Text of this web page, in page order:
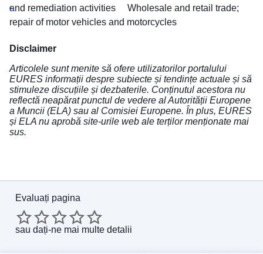
and remediation activities
Wholesale and retail trade;
repair of motor vehicles and motorcycles
Disclaimer
Articolele sunt menite să ofere utilizatorilor portalului
EURES informații despre subiecte și tendințe actuale și să
stimuleze discuțiile și dezbaterile. Conținutul acestora nu
reflectă neapărat punctul de vedere al Autorității Europene
a Muncii (ELA) sau al Comisiei Europene. În plus, EURES
și ELA nu aprobă site-urile web ale terților menționate mai
sus.
Evaluați pagina
sau dați-ne mai multe detalii